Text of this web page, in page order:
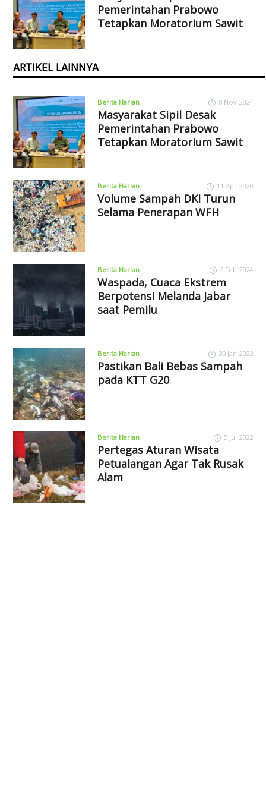
Pemerintahan Prabowo
Tetapkan Moratorium Sawit
ARTIKEL LAINNYA
Berita Harian 8 Nov 2024
Masyarakat Sipil Desak
Pemerintahan Prabowo
Tetapkan Moratorium Sawit
Berita Harian 11 Apr 2020
Volume Sampah DKI Turun
Selama Penerapan WFH
Berita Harian 2 Feb 2024
Waspada, Cuaca Ekstrem
Berpotensi Melanda Jabar
saat Pemilu
Berita Harian 30 Jan 2022
Pastikan Bali Bebas Sampah
pada KTT G20
Berita Harian 5 Jul 2022
Pertegas Aturan Wisata
Petualangan Agar Tak Rusak
Alam